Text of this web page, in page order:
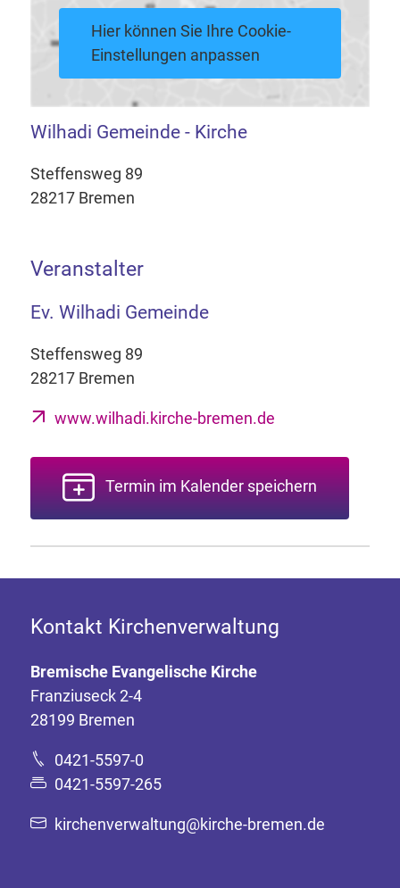
Hier können Sie Ihre Cookie-
Einstellungen anpassen
Wilhadi Gemeinde - Kirche
Steffensweg 89
28217 Bremen
Veranstalter
Ev. Wilhadi Gemeinde
Steffensweg 89
28217 Bremen
www.wilhadi.kirche-bremen.de
Termin im Kalender speichern
Kontakt Kirchenverwaltung
Bremische Evangelische Kirche
Franziuseck 2-4
28199 Bremen
0421-5597-0
0421-5597-265
kirchenverwaltung@kirche-bremen.de